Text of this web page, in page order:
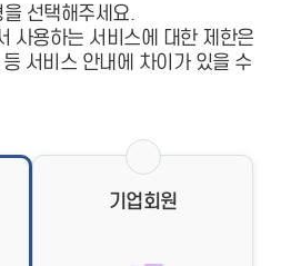
선택해주세요.
사용하는 서비스에 대한 제한은
서비스 안내에 차이가 있을 수
기업회원